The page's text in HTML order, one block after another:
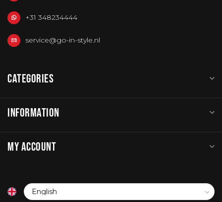
+31 348234444
service@go-in-style.nl
CATEGORIES
INFORMATION
MY ACCOUNT